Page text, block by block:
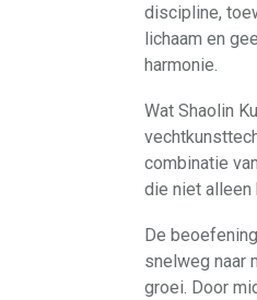
discipline,
lichaam en
harmonie.
Wat Shaolin
combinatie
die niet alleen
De
snelweg naar
groei. Door